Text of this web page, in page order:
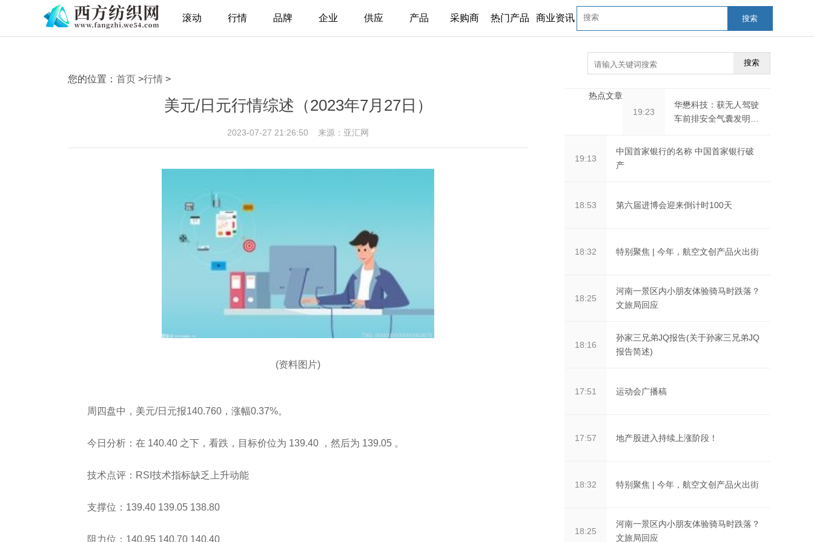
滚动 行情 品牌 企业 供应 产品 采购商 热门产品 商业资讯 搜索
您的位置： 首页 >行情 >
美元/日元行情综述（2023年7月27日）
2023-07-27 21:26:50 来源：亚汇网
(资料图片)
周四盘中，美元/日元报140.760，涨幅0.37%。
今日分析：在 140.40 之下，看跌，目标价位为 139.40 ，然后为 139.05 。
技术点评：RSI技术指标缺乏上升动能
支撑位：139.40 139.05 138.80
阻力位：140.95 140.70 140.40
搜索
热点文章
19:23
华懋科技：获无人驾驶
车前排安全气囊发明专
19:13
中国首家银行的名称 中国首家银行破
产
18:53 第六届进博会迎来倒计时100天
18:32 特别聚焦 | 今年，航空文创产品火出街
18:25
河南一景区内小朋友体验骑马时跌落？
文旅局回应
18:16
孙家三兄弟JQ报告(关于孙家三兄弟JQ
报告简述)
17:51 运动会广播稿
17:57 地产股进入持续上涨阶段！
18:32 特别聚焦 | 今年，航空文创产品火出街
18:25
河南一景区内小朋友体验骑马时跌落？
文旅局回应